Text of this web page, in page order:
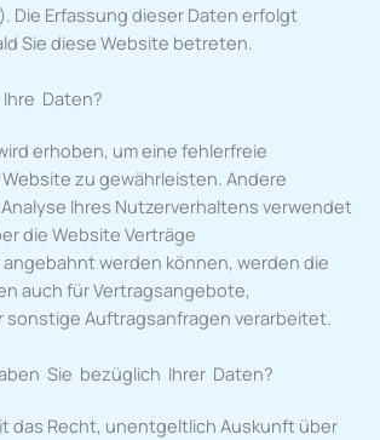
Die Erfassung dieser Daten erfolgt
Sie diese Website betreten.
Daten?
erhoben, um eine fehlerfreie
zu gewährleisten. Andere
Ihres Nutzerverhaltens verwendet
die Website Verträge
werden können, werden die
auch für Vertragsangebote,
sonstige Auftragsanfragen verarbeitet.
Sie bezüglich Ihrer Daten?
das Recht, unentgeltlich Auskunft über